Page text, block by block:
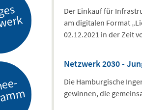
Der Einkauf für
am digitalen Format
02.12.2021 in der Zeit
Netzwerk 2030 -
Die Hamburgische
gewinnen, die